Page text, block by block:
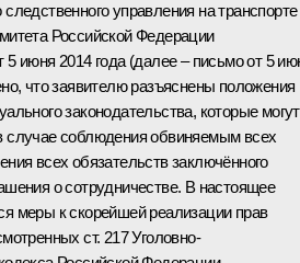
управления на транспорте
Российской Федерации
июня 2014 года (далее – письмо от 5
что заявителю разъяснены положения
законодательства, которые могут
случае соблюдения обвиняемым всех
всех обязательств заключённого
о сотрудничестве. В настоящее
меры к скорейшей реализации прав
ст. 217 Уголовно-